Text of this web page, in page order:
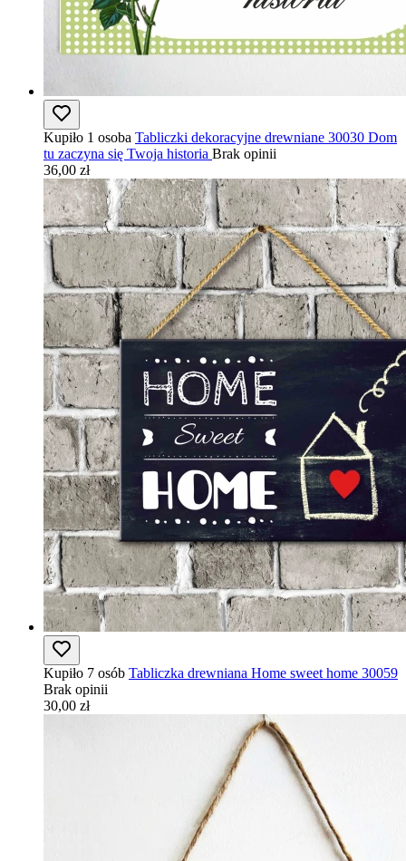
Kupiło 1 osoba Tabliczki dekoracyjne drewniane 30030 Dom
tu zaczyna się Twoja historia Brak opinii
36,00 zł
Kupiło 7 osób Tabliczka drewniana Home sweet home 30059
Brak opinii
30,00 zł